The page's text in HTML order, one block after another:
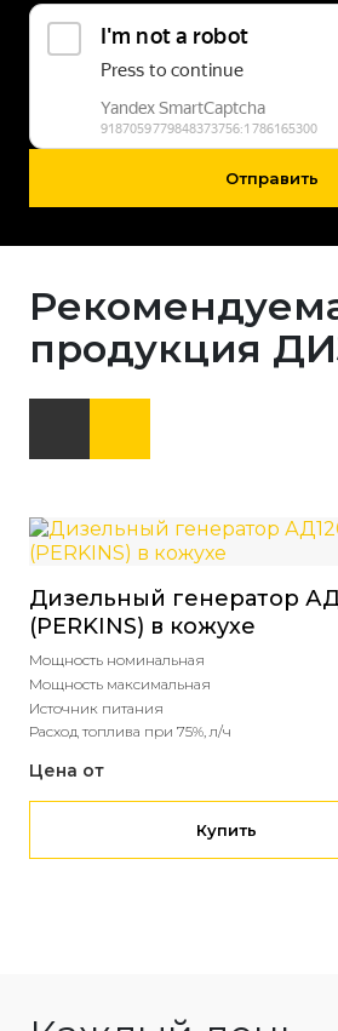
Отправить
продукция
Дизельный генератор
(PERKINS) в кожухе
Мощность номинальная
Мощность максимальная
Источник питания
Расход топлива при 75%, л/ч
Цена от
Купить